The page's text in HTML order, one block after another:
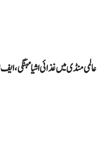
عالمی منڈی میں غذائی اشیا مہنگی،